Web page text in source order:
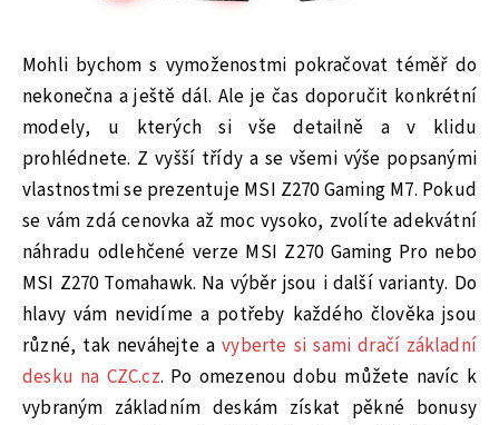
Mohli bychom s vymoženostmi pokračovat téměř do
nekonečna a ještě dál. Ale je čas doporučit konkrétní
modely, u kterých si vše detailně a v klidu
prohlédnete. Z vyšší třídy a se všemi výše popsanými
vlastnostmi se prezentuje MSI Z270 Gaming M7. Pokud
se vám zdá cenovka až moc vysoko, zvolíte adekvátní
náhradu odlehčené verze MSI Z270 Gaming Pro nebo
MSI Z270 Tomahawk. Na výběr jsou i další varianty. Do
hlavy vám nevidíme a potřeby každého člověka jsou
různé, tak neváhejte avyberte si sami dračí základní
desku na CZC.cz. Po omezenou dobu můžete navíc k
vybraným základním deskám získat pěkné bonusy